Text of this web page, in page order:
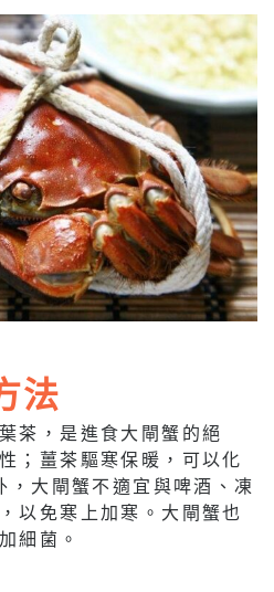
法
茶，是進食大閘蟹的絕
；薑茶驅寒保暖，可以化
，大閘蟹不適宜與啤酒、凍
以免寒上加寒。大閘蟹也
細菌。